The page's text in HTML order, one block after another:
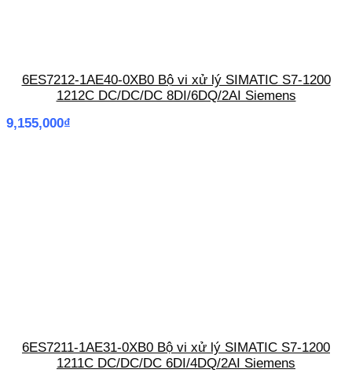
6ES7212-1AE40-0XB0 Bộ vi xử lý SIMATIC S7-1200
1212C DC/DC/DC 8DI/6DQ/2AI Siemens
9,155,000₫
6ES7211-1AE31-0XB0 Bộ vi xử lý SIMATIC S7-1200
1211C DC/DC/DC 6DI/4DQ/2AI Siemens